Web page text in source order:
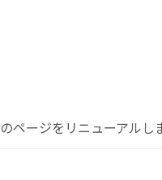
ページをリニューアルし